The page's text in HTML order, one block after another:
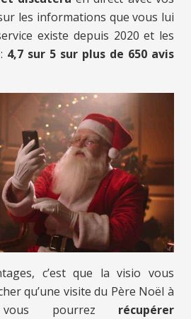
les informations que vous lui
existe depuis 2020 et les
4,7 sur 5 sur plus de 650 avis
c’est que la visio vous
qu’une visite du Père Noël à
pourrez récupérer